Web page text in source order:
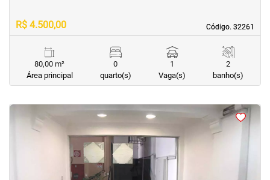
Código. 32261
Código. 32261
R$ 4.500,00
80,00 m²
Área principal
0
quarto(s)
1
Vaga(s)
2
banho(s)